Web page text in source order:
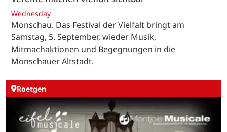
Wednesday
Monschau. Das Festival der Vielfalt bringt am
Samstag, 5. September, wieder Musik,
Mitmachaktionen und Begegnungen in die
Monschauer Altstadt.
Roetgen